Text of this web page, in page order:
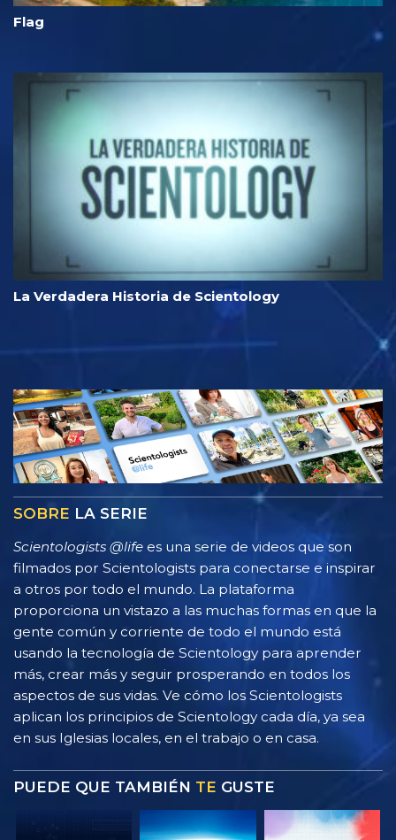
Flag
La Verdadera Historia de Scientology
SOBRE LA SERIE
Scientologists @life es una serie de videos que son
filmados por Scientologists para conectarse e inspirar
a otros por todo el mundo. La plataforma
proporciona un vistazo a las muchas formas en que la
gente común y corriente de todo el mundo está
usando la tecnología de Scientology para aprender
más, crear más y seguir prosperando en todos los
aspectos de sus vidas. Ve cómo los Scientologists
aplican los principios de Scientology cada día, ya sea
en sus Iglesias locales, en el trabajo o en casa.
PUEDE QUE TAMBIÉN TE GUSTE